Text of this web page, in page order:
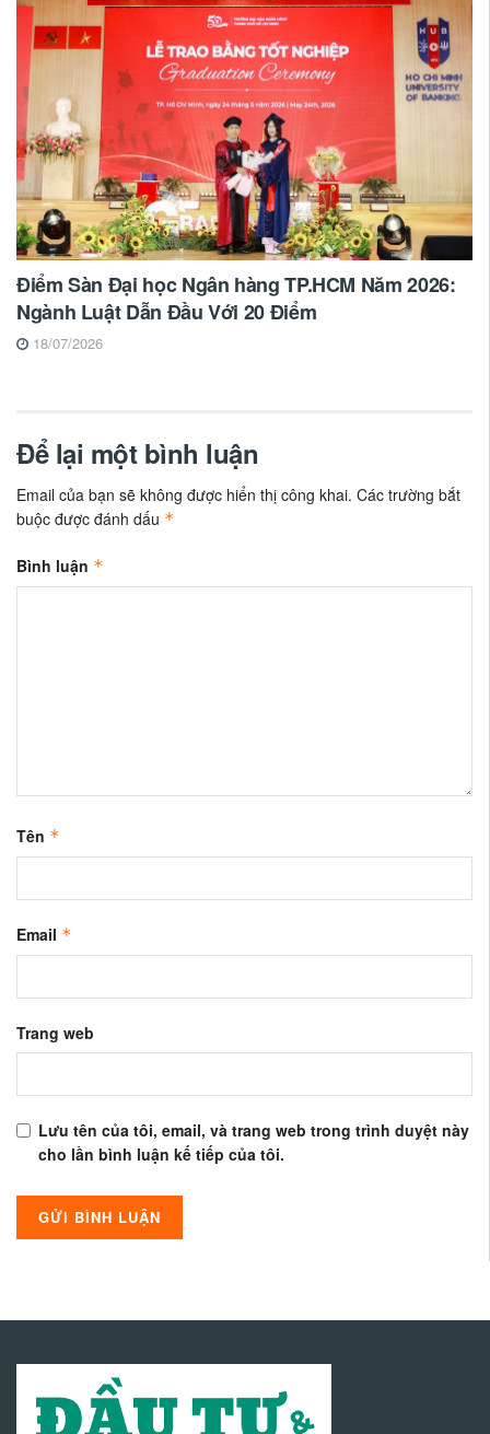
Điểm Sàn Đại học Ngân hàng TP.HCM Năm 2026:
Ngành Luật Dẫn Đầu Với 20 Điểm
18/07/2026
Để lại một bình luận
Email của bạn sẽ không được hiển thị công khai. Các trường bắt
buộc được đánh dấu *
Bình luận *
Tên *
Email *
Trang web
Lưu tên của tôi, email, và trang web trong trình duyệt này
cho lần bình luận kế tiếp của tôi.